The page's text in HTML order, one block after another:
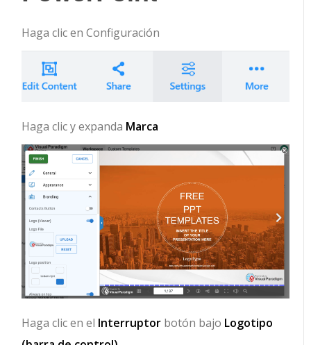
Haga clic enConfiguración
Haga clic y expanda Marca
Haga clic en el Interruptor botón bajo Logotipo